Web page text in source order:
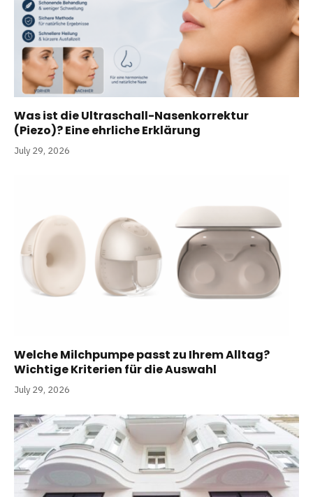
Was ist die Ultraschall-Nasenkorrektur
(Piezo)? Eine ehrliche Erklärung
July 29, 2026
Welche Milchpumpe passt zu Ihrem Alltag?
Wichtige Kriterien für die Auswahl
July 29, 2026